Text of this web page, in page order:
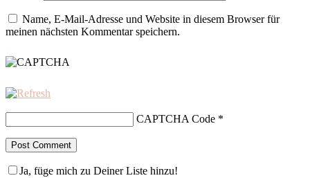
Name, E-Mail-Adresse und Website in diesem Browser für
meinen nächsten Kommentar speichern.
CAPTCHA Code *
Ja, füge mich zu Deiner Liste hinzu!